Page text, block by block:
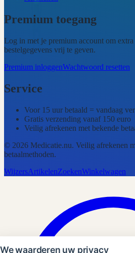
Premium toegang
Log in met je premium account om extra
bestelgegevens vrij te geven.
Premium inloggenWachtwoord resetten
Service
Voor 15 uur betaald = vandaag
Gratis verzending vanaf 150 euro
Veilig afrekenen met bekende
© 2026 Medicatie.nu. Veilig afrekenen
betaalmethoden.
WijzersArtikelenZoekenWinkelwagen
We waarderen uw privacy